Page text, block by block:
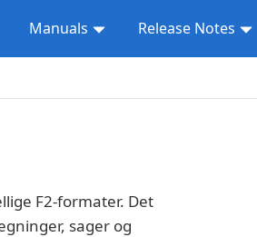
Manuals Release Notes
F2-formater. Det
sager og